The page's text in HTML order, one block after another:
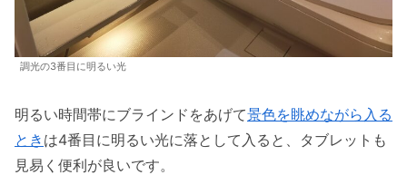
調光の3番目に明るい光
明るい時間帯にブラインドをあげて景色を眺めながら入る
とき は4番目に明るい光に落として入ると、タブレットも
見易く便利が良いです。